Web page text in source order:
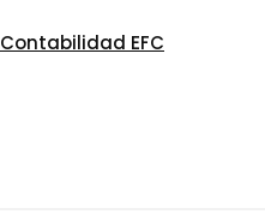
Contabilidad EFC